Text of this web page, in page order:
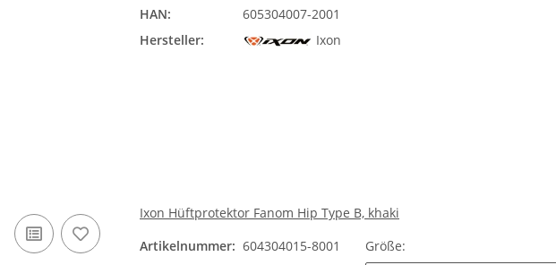
HAN:
605304007-2001
Hersteller:
Ixon
Ixon Hüftprotektor Fanom Hip Type B, khaki
Artikelnummer: 604304015-8001
Größe: